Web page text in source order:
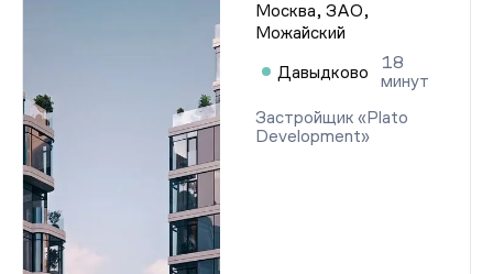
Москва, ЗАО,
Можайский
Давыдково
18
минут
Застройщик «Plato
Development»